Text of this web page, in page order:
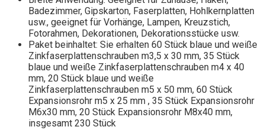
Badezimmer, Gipskarton, Faserplatten, Hohlkernplatten
usw., geeignet für Vorhänge, Lampen, Kreuzstich,
Fotorahmen, Dekorationen, Dekorationsstücke usw.
Paket beinhaltet: Sie erhalten 60 Stück blaue und weiße
Zinkfaserplattenschrauben m3,5 x 30 mm, 35 Stück
blaue und weiße Zinkfaserplattenschrauben m4 x 40
mm, 20 Stück blaue und weiße
Zinkfaserplattenschrauben m5 x 50 mm, 60 Stück
Expansionsrohr m5 x 25 mm , 35 Stück Expansionsrohr
M6x30 mm, 20 Stück Expansionsrohr M8x40 mm,
insgesamt 230 Stück